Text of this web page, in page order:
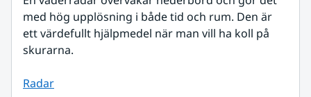
med hög upplösning i både tid och rum. Den är
ett värdefullt hjälpmedel när man vill ha koll på
skurarna.
Radar